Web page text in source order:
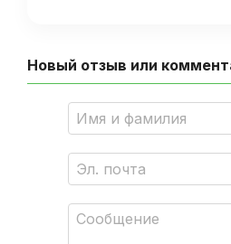
Новый отзыв или